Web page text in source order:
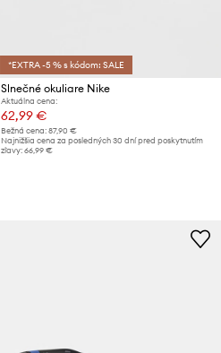
*EXTRA -5 % s kódom: SALE
Slnečné okuliare Nike
Aktuálna cena:
62,99 €
Bežná cena: 87,90 €
Najnižšia cena za posledných 30 dní pred poskytnutím
zľavy: 66,99 €